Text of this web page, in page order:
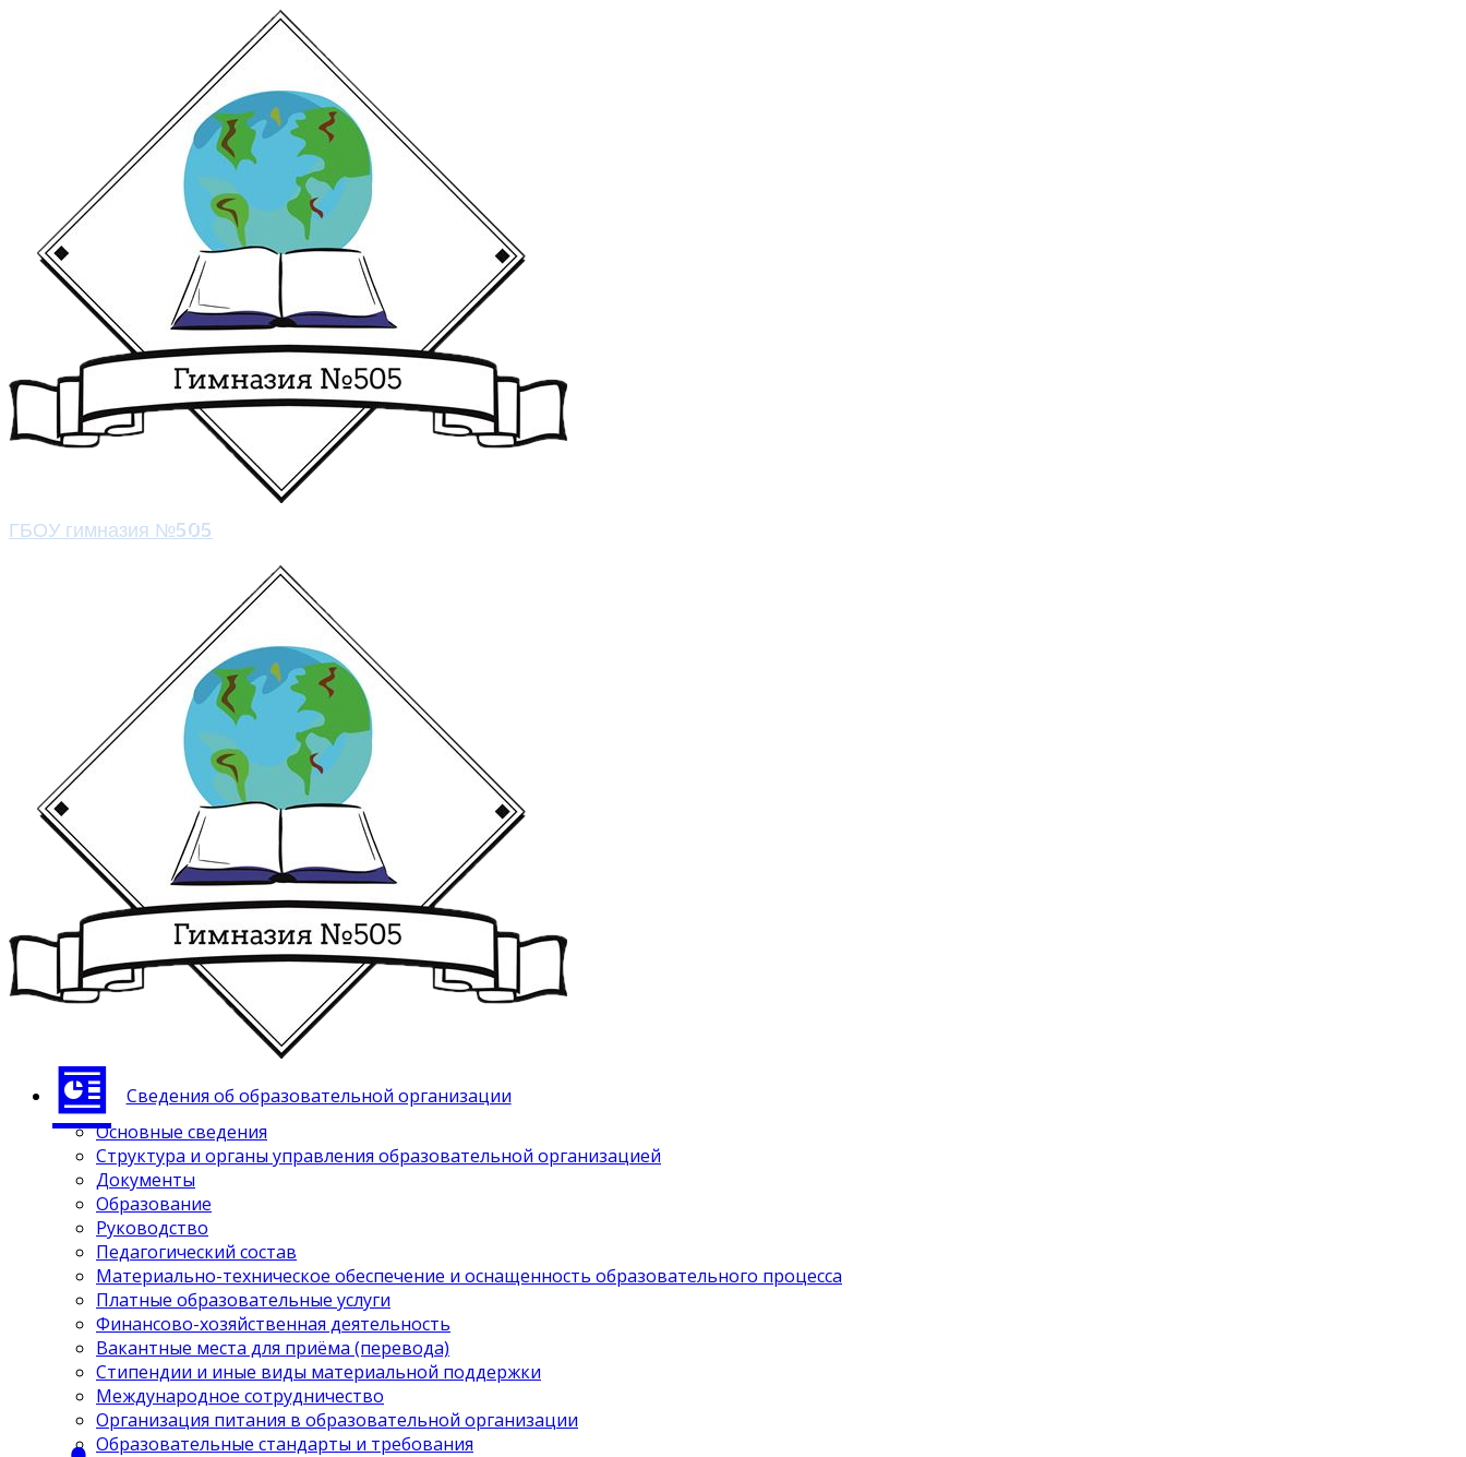
ГБОУ гимназия №505
Сведения об образовательной организации
Основные сведения
Структура и органы управления образовательной организацией
Документы
Образование
Руководство
Педагогический состав
Материально-техническое обеспечение и оснащенность образовательного процесса
Платные образовательные услуги
Финансово-хозяйственная деятельность
Вакантные места для приёма (перевода)
Стипендии и иные виды материальной поддержки
Международное сотрудничество
Организация питания в образовательной организации
Образовательные стандарты и требования